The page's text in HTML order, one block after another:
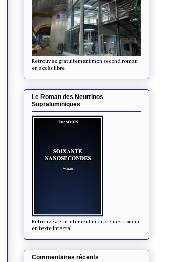
Retrouvez gratuitement mon second roman
en accès libre
Le Roman des Neutrinos
Supraluminiques
Retrouvez gratuitement mon premier roman
en texte intégral
Commentaires récents